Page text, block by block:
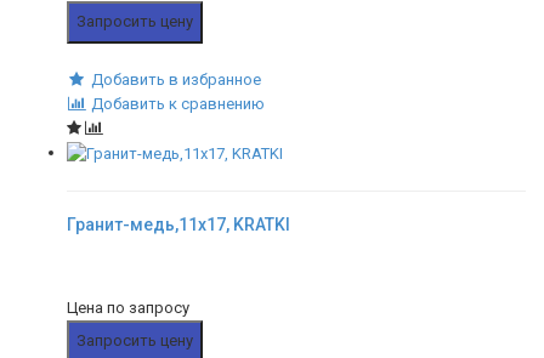
Запросить цену
Добавить в избранное
Добавить к сравнению
Гранит-медь,11x17, KRATKI
Цена по запросу
Запросить цену